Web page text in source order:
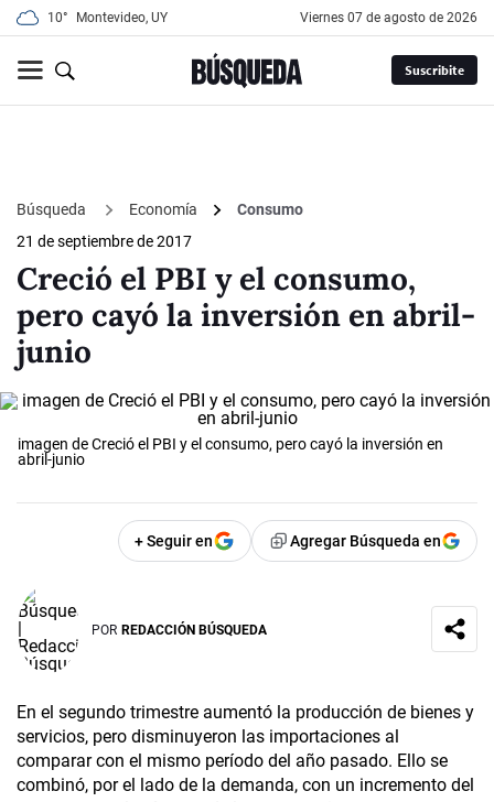
10° Montevideo, UY viernes 07 de agosto de 2026
Suscribite
Búsqueda Economía
Consumo
21 de septiembre de 2017
Creció el PBI y el consumo,
pero cayó la inversión en abril-
junio
imagen de Creció el PBI y el consumo, pero cayó la inversión en
abril-junio
+ Seguir en Agregar Búsqueda en
POR REDACCIÓN BÚSQUEDA
En el segundo trimestre aumentó la producción de bienes y
servicios, pero disminuyeron las importaciones al
comparar con el mismo período del año pasado. Ello se
combinó, por el lado de la demanda, con un incremento del